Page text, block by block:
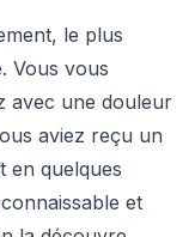
le plus
Vous vous
avec une douleur
aviez reçu un
en quelques
et